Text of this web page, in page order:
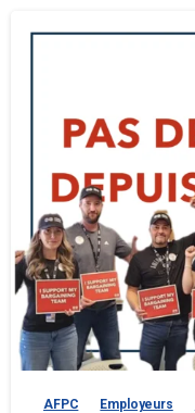
AFPC Employeurs